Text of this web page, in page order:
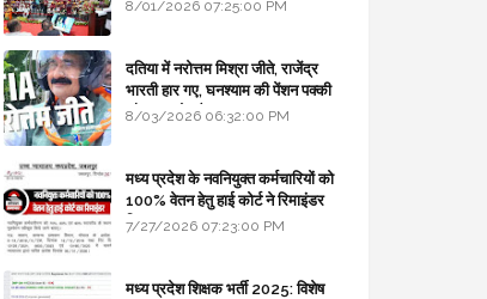
8/01/2026 07:25:00 PM
दतिया में नरोत्तम मिश्रा जीते, राजेंद्र
भारती हार गए, घनश्याम की पेंशन पक्की
और आशुतोष बैक टू...
8/03/2026 06:32:00 PM
मध्य प्रदेश के नवनियुक्त कर्मचारियों को
100% वेतन हेतु हाई कोर्ट ने रिमाइंडर
लिखा
7/27/2026 07:23:00 PM
मध्य प्रदेश शिक्षक भर्ती 2025: विशेष